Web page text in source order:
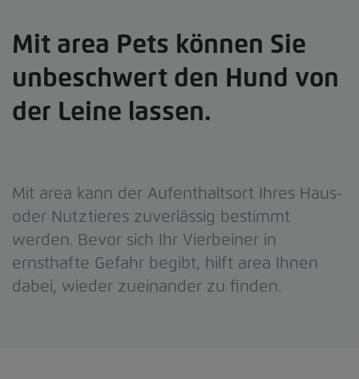
Mit area Pets können Sie
unbeschwert den Hund von
der Leine lassen.
Mit area kann der Aufenthaltsort Ihres Haus-
oder Nutztieres zuverlässig bestimmt
werden. Bevor sich Ihr Vierbeiner in
ernsthafte Gefahr begibt, hilft area Ihnen
dabei, wieder zueinander zu finden.